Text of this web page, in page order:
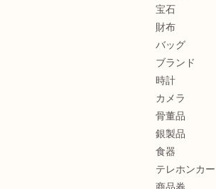
宝石
財布
バッグ
ブランド
時計
カメラ
骨董品
銀製品
食器
テレホンカ
商品券